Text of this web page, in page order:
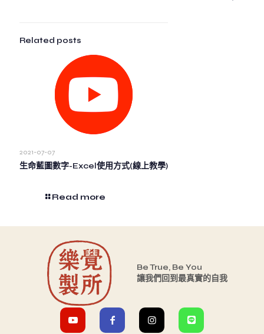
Related posts
2021-07-07
生命藍圖數字-Excel使用方式(線上教學)
Read more
Be True, Be You
讓我們回到最真實的自我